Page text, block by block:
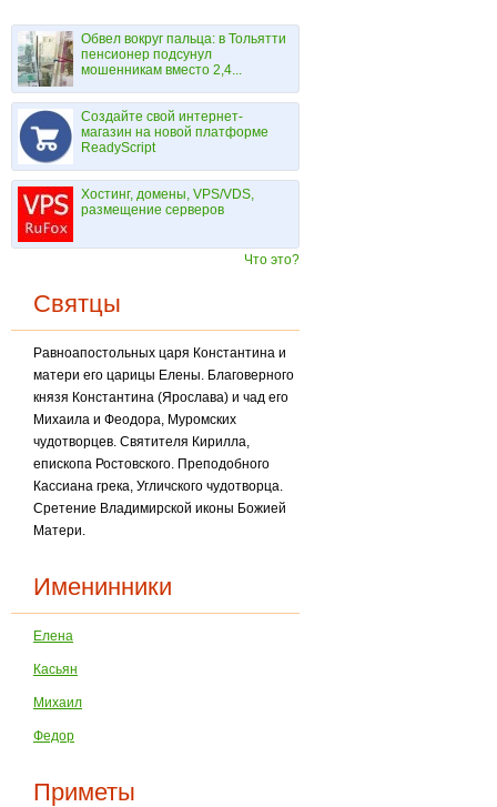
Обвел вокруг пальца: в Тольятти
пенсионер подсунул
мошенникам вместо 2,4...
Создайте свой интернет-
магазин на новой платформе
ReadyScript
Хостинг, домены, VPS/VDS,
размещение серверов
Что это?
Святцы
Равноапостольных царя Константина и
матери его царицы Елены. Благоверного
князя Кон­стантина (Ярослава) и чад его
Михаила и Феодора, Муромских
чудотворцев. Святителя Кирилла,
епископа Ростовского. Преподобного
Кассиана грека, Угличского чудотворца.
Сретение Владимирской иконы Божией
Матери.
Именинники
Елена
Касьян
Михаил
Федор
Приметы